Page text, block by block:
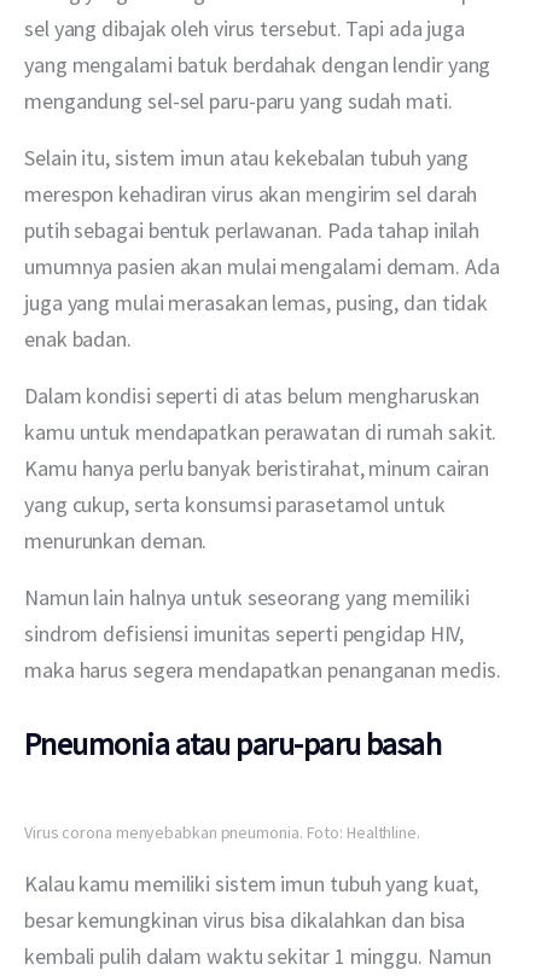
sel yang dibajak oleh virus tersebut. Tapi ada juga
yang mengalami batuk berdahak dengan lendir yang
mengandung sel-sel paru-paru yang sudah mati.
Selain itu, sistem imun atau kekebalan tubuh yang
merespon kehadiran virus akan mengirim sel darah
putih sebagai bentuk perlawanan. Pada tahap inilah
umumnya pasien akan mulai mengalami demam. Ada
juga yang mulai merasakan lemas, pusing, dan tidak
enak badan.
Dalam kondisi seperti di atas belum mengharuskan
kamu untuk mendapatkan perawatan di rumah sakit.
Kamu hanya perlu banyak beristirahat, minum cairan
yang cukup, serta konsumsi parasetamol untuk
menurunkan deman.
Namun lain halnya untuk seseorang yang memiliki
sindrom defisiensi imunitas seperti pengidap HIV,
maka harus segera mendapatkan penanganan medis.
Pneumonia atau paru-paru basah
Virus corona menyebabkan pneumonia. Foto: Healthline.
Kalau kamu memiliki sistem imun tubuh yang kuat,
besar kemungkinan virus bisa dikalahkan dan bisa
kembali pulih dalam waktu sekitar 1 minggu. Namun